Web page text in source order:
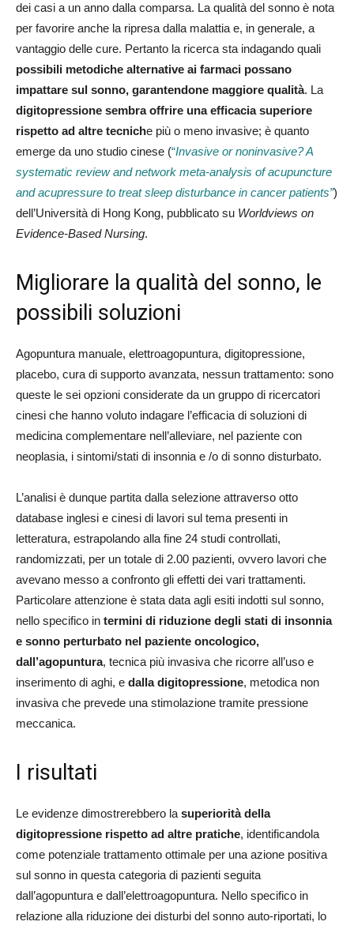
dei casi a un anno dalla comparsa. La qualità del sonno è nota
per favorire anche la ripresa dalla malattia e, in generale, a
vantaggio delle cure. Pertanto la ricerca sta indagando quali
possibili metodiche alternative ai farmaci possano
impattare sul sonno, garantendone maggiore qualità. La
digitopressione sembra offrire una efficacia superiore
rispetto ad altre tecniche più o meno invasive; è quanto
emerge da uno studio cinese (“Invasive or noninvasive? A
systematic review and network meta-analysis of acupuncture
and acupressure to treat sleep disturbance in cancer patients”)
dell’Università di Hong Kong, pubblicato su Worldviews on
Evidence-Based Nursing.
Migliorare la qualità del sonno, le
possibili soluzioni
Agopuntura manuale, elettroagopuntura, digitopressione,
placebo, cura di supporto avanzata, nessun trattamento: sono
queste le sei opzioni considerate da un gruppo di ricercatori
cinesi che hanno voluto indagare l’efficacia di soluzioni di
medicina complementare nell’alleviare, nel paziente con
neoplasia, i sintomi/stati di insonnia e /o di sonno disturbato.
L’analisi è dunque partita dalla selezione attraverso otto
database inglesi e cinesi di lavori sul tema presenti in
letteratura, estrapolando alla fine 24 studi controllati,
randomizzati, per un totale di 2.00 pazienti, ovvero lavori che
avevano messo a confronto gli effetti dei vari trattamenti.
Particolare attenzione è stata data agli esiti indotti sul sonno,
nello specifico in termini di riduzione degli stati di insonnia
e sonno perturbato nel paziente oncologico,
dall’agopuntura, tecnica più invasiva che ricorre all’uso e
inserimento di aghi, e dalla digitopressione, metodica non
invasiva che prevede una stimolazione tramite pressione
meccanica.
I risultati
Le evidenze dimostrerebbero la superiorità della
digitopressione rispetto ad altre pratiche, identificandola
come potenziale trattamento ottimale per una azione positiva
sul sonno in questa categoria di pazienti seguita
dall’agopuntura e dall’elettroagopuntura. Nello specifico in
relazione alla riduzione dei disturbi del sonno auto-riportati, lo